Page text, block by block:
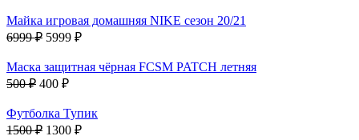
Майка игровая домашняя NIKE сезон 20/21
6999 ₽ 5999 ₽
Маска защитная чёрная FCSM PATCH летняя
500 ₽ 400 ₽
Футболка Тупик
1500 ₽ 1300 ₽